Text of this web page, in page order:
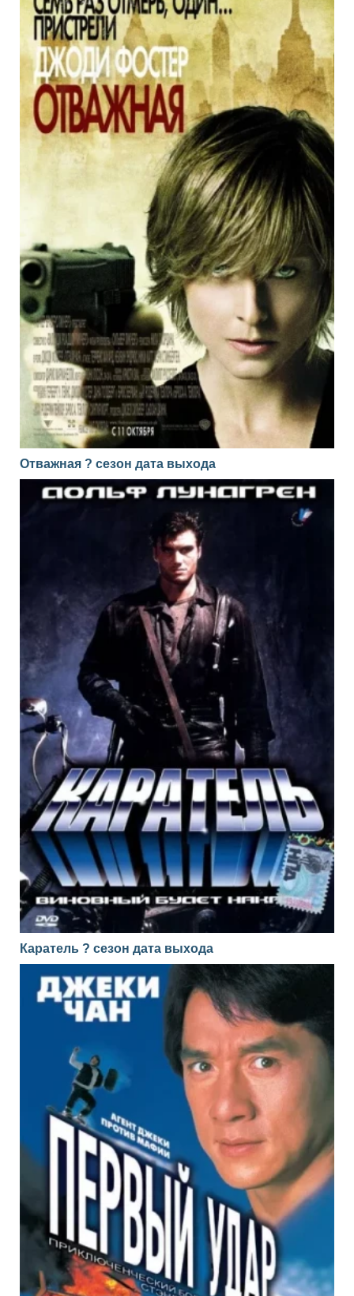
Отважная ? сезон дата выхода
Каратель ? сезон дата выхода